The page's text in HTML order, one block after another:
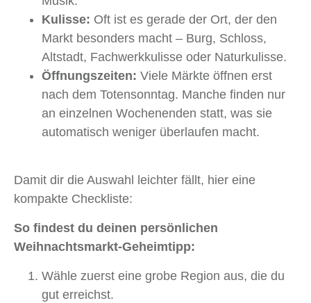
Kulisse: Oft ist es gerade der Ort, der den
Markt besonders macht – Burg, Schloss,
Altstadt, Fachwerkkulisse oder Naturkulisse.
Öffnungszeiten: Viele Märkte öffnen erst
nach dem Totensonntag. Manche finden nur
an einzelnen Wochenenden statt, was sie
automatisch weniger überlaufen macht.
Damit dir die Auswahl leichter fällt, hier eine
kompakte Checkliste:
So findest du deinen persönlichen
Weihnachtsmarkt-Geheimtipp:
Wähle zuerst eine grobe Region aus, die du
gut erreichst.